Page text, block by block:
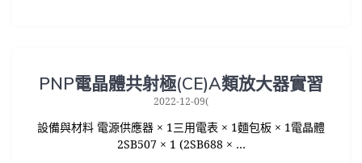
PNP電晶體共射極(CE)A類放大器實習
2022-12-09(
設備與材料 電源供應器 × 1三用電表 × 1麵包板 × 1電晶體
2SB507 × 1 (2SB688 × …